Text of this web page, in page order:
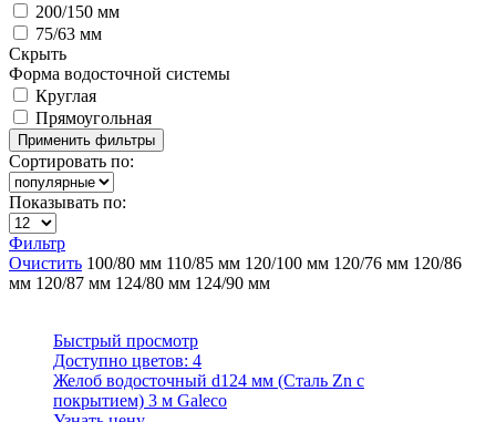
200/150 мм
75/63 мм
Скрыть
Форма водосточной системы
Круглая
Прямоугольная
Сортировать по:
Показывать по:
Фильтр
Очистить 100/80 мм 110/85 мм 120/100 мм 120/76 мм 120/86
мм 120/87 мм 124/80 мм 124/90 мм
Быстрый просмотр
Доступно цветов: 4
Желоб водосточный d124 мм (Сталь Zn с
покрытием) 3 м Galeco